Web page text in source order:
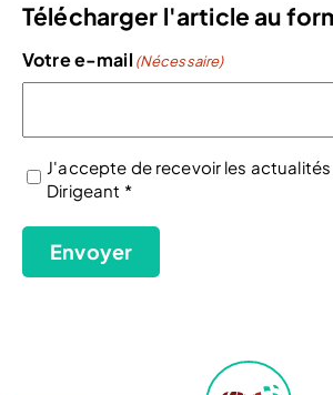
Télécharger l'article au
Votre e-mail (Nécessaire)
(Nécessaire)
J'accepte de recevoir les
Dirigeant *
Envoyer